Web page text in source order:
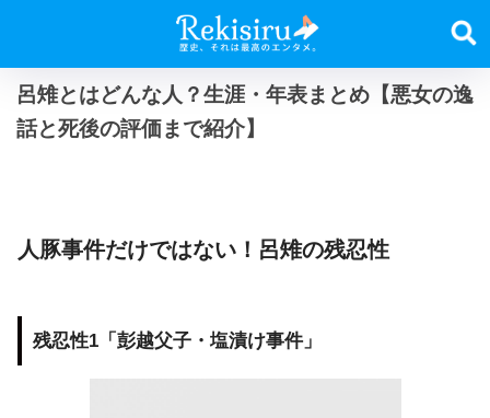
呂雉とはどんな人？生涯・年表まとめ【悪女の逸
話と死後の評価まで紹介】
人豚事件だけではない！呂雉の残忍性
残忍性1「彭越父子・塩漬け事件」